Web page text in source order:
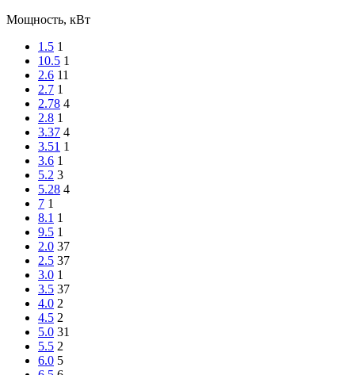
Мощность, кВт
1.5 1
10.5 1
2.6 11
2.7 1
2.78 4
2.8 1
3.37 4
3.51 1
3.6 1
5.2 3
5.28 4
7 1
8.1 1
9.5 1
2.0 37
2.5 37
3.0 1
3.5 37
4.0 2
4.5 2
5.0 31
5.5 2
6.0 5